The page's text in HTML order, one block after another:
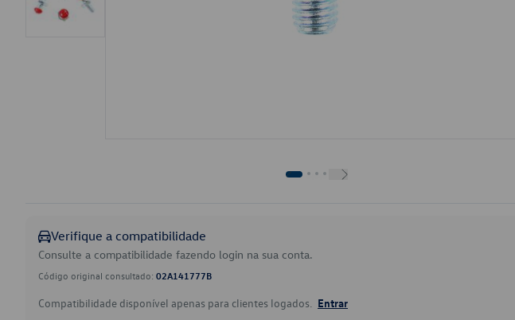
Verifique a compatibilidade
Consulte a compatibilidade fazendo login na sua conta.
Código original consultado: 02A141777B
Compatibilidade disponível apenas para clientes logados. Entrar